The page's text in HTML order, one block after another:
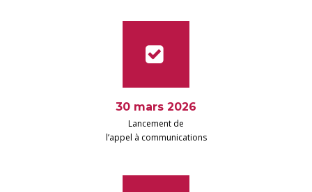
30 mars 2026
Lancement de
l’appel à communications